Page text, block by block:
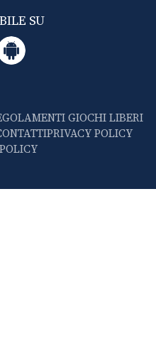
SU
GIOCHI LIBERI
PRIVACY POLICY